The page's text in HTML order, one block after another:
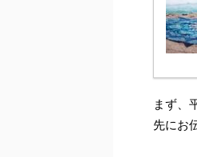
まず、
先にお